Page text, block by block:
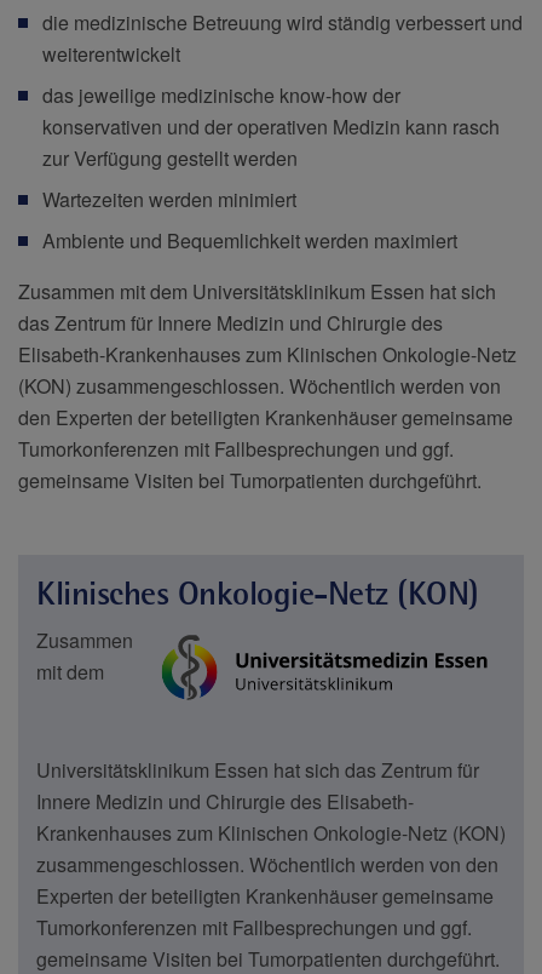
die medizinische Betreuung wird ständig verbessert und
weiterentwickelt
das jeweilige medizinische know-how der
konservativen und der operativen Medizin kann rasch
zur Verfügung gestellt werden
Wartezeiten werden minimiert
Ambiente und Bequemlichkeit werden maximiert
Zusammen mit dem Universitätsklinikum Essen hat sich
das Zentrum für Innere Medizin und Chirurgie des
Elisabeth-Krankenhauses zum Klinischen Onkologie-Netz
(KON) zusammengeschlossen. Wöchentlich werden von
den Experten der beteiligten Krankenhäuser gemeinsame
Tumorkonferenzen mit Fallbesprechungen und ggf.
gemeinsame Visiten bei Tumorpatienten durchgeführt.
Klinisches Onkologie-Netz (KON)
Zusammen
mit dem
Universitätsklinikum Essen hat sich das Zentrum für
Innere Medizin und Chirurgie des Elisabeth-
Krankenhauses zum Klinischen Onkologie-Netz (KON)
zusammengeschlossen. Wöchentlich werden von den
Experten der beteiligten Krankenhäuser gemeinsame
Tumorkonferenzen mit Fallbesprechungen und ggf.
gemeinsame Visiten bei Tumorpatienten durchgeführt.